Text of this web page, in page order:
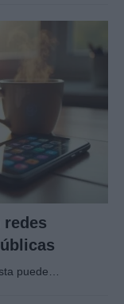
redes
puede…